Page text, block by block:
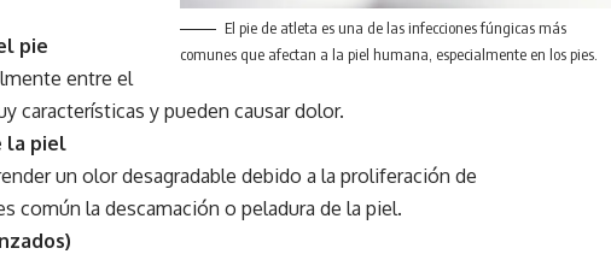
El pie de atleta es una de las infecciones fúngicas más
comunes que afectan a la piel humana, especialmente en los pies.
pie
entre el
características y pueden causar dolor.
la piel
un olor desagradable debido a la proliferación de
común la descamación o peladura de la piel.